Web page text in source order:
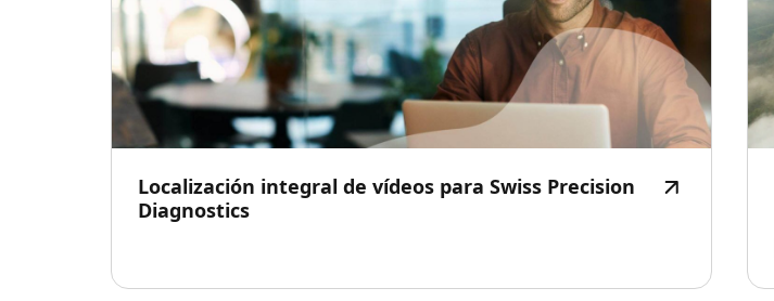
Localización integral de vídeos para Swiss Precision
Diagnostics